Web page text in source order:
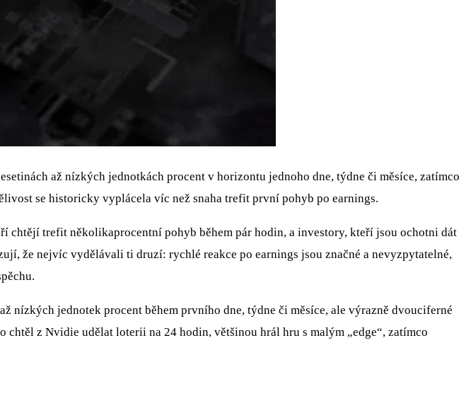
až nízkých jednotkách procent v horizontu jednoho dne, týdne či měsíce, zatímco
se historicky vyplácela víc než snaha trefit první pohyb po earnings.
chtějí trefit několikaprocentní pohyb během pár hodin, a investory, kteří jsou ochotni dát
že nejvíc vydělávali ti druzí: rychlé reakce po earnings jsou značné a nevyzpytatelné,
nízkých jednotek procent během prvního dne, týdne či měsíce, ale výrazně dvouciferné
z Nvidie udělat loterii na 24 hodin, většinou hrál hru s malým „edge“, zatímco